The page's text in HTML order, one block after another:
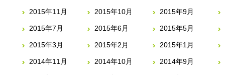
2015年11月 2015年10月 2015年9月
2015年7月 2015年6月 2015年5月
2015年3月 2015年2月 2015年1月
2014年11月 2014年10月 2014年9月